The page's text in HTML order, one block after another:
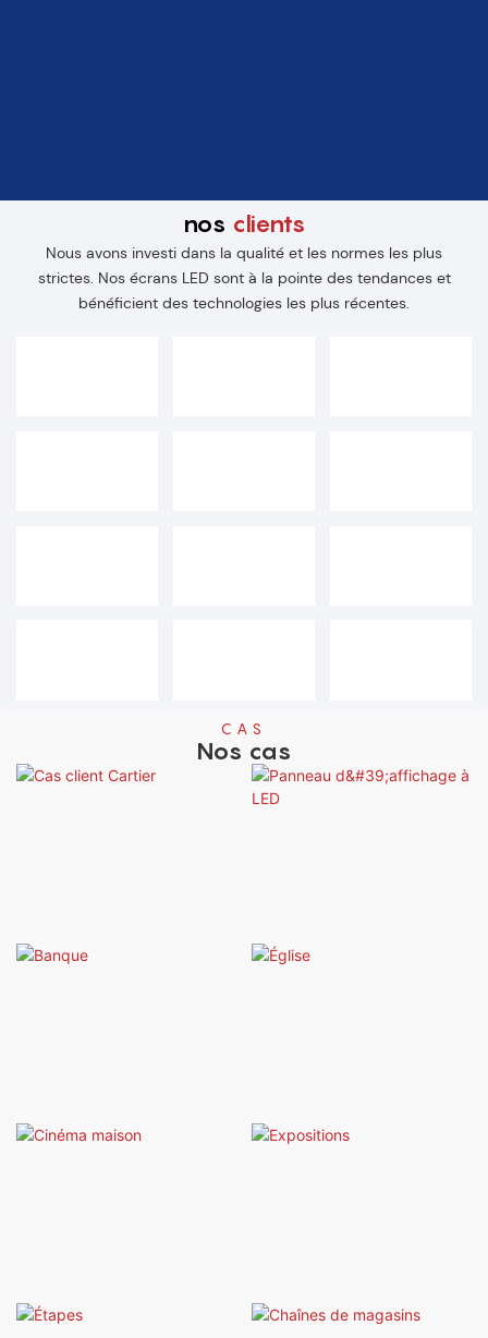
nos clients
Nous avons investi dans la qualité et les normes les plus
strictes. Nos écrans LED sont à la pointe des tendances et
bénéficient des technologies les plus récentes.
CAS
Nos cas